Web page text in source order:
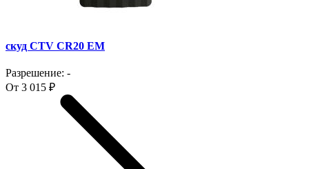
скуд CTV CR20 EM
Разрешение: -
От 3 015 ₽